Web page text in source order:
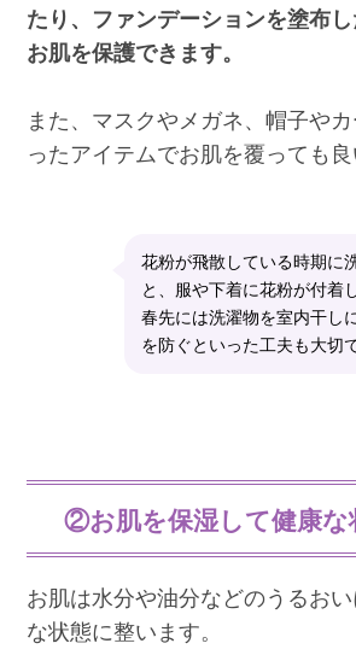
たり、ファンデーションを塗布し
お肌を保護できます。
また、マスクやメガネ、帽子や
ったアイテムでお肌を覆っても良
花粉が飛散している時期に
と、服や下着に花粉が付着
春先には洗濯物を室内干し
を防ぐといった工夫も大切で
②お肌を保湿して健康な
お肌は水分や油分などのうるお
な状態に整います。